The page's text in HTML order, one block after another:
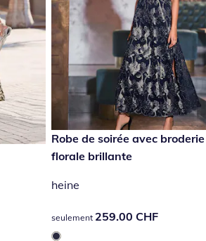
259.00 CHF
Robe de soirée avec broderie
florale brillante
heine
259.00 CHF
seulement 259.00 CHF